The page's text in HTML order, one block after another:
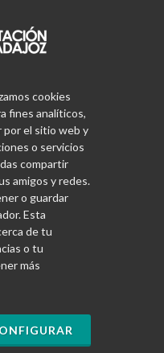
y programado por
cookies
fines analíticos,
por el sitio web y
o servicios
compartir
amigos y redes.
o guardar
Esta
de tu
o tu
más